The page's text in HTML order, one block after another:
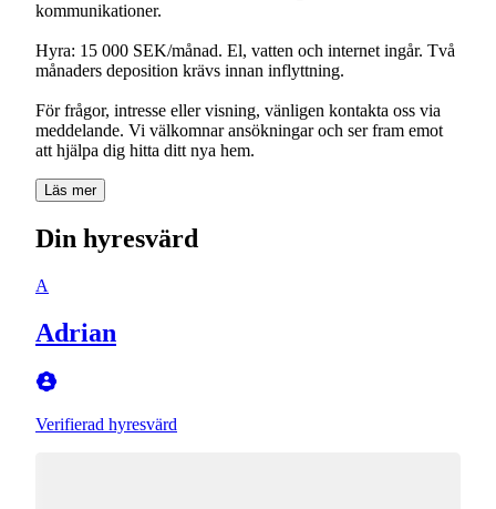
kommunikationer.
Hyra: 15 000 SEK/månad. El, vatten och internet ingår. Två
månaders deposition krävs innan inflyttning.
För frågor, intresse eller visning, vänligen kontakta oss via
meddelande. Vi välkomnar ansökningar och ser fram emot
att hjälpa dig hitta ditt nya hem.
Läs mer
Din hyresvärd
A
Adrian
Verifierad hyresvärd